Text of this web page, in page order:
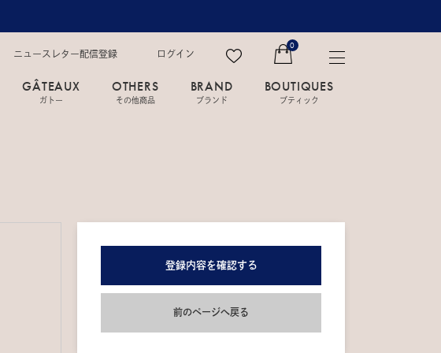
ニュースレター配信登録 ログイン
0
GÂTEAUX
ガトー
OTHERS
その他商品
BRAND
ブランド
BOUTIQUES
ブティック
登録内容を確認する
前のページへ戻る